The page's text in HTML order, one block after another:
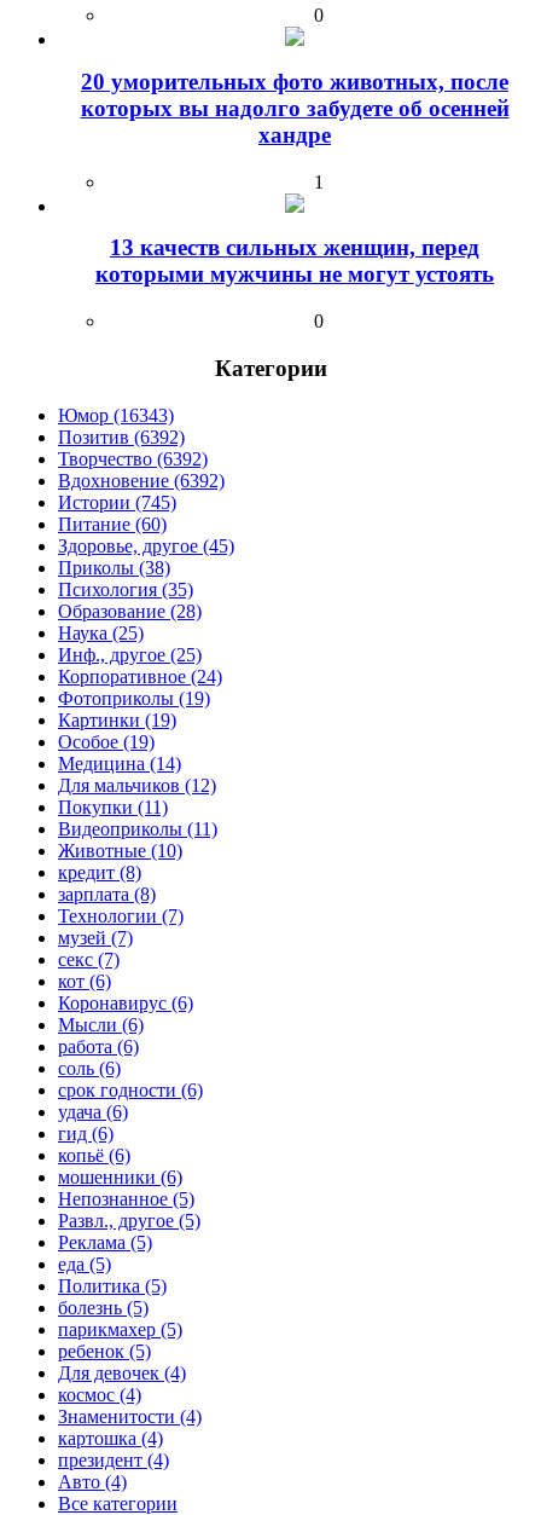
0
20 уморительных фото животных, после
которых вы надолго забудете об осенней
хандре
1
13 качеств сильных женщин, перед
которыми мужчины не могут устоять
0
Категории
Юмор (16343)
Позитив (6392)
Творчество (6392)
Вдохновение (6392)
Истории (745)
Питание (60)
Здоровье, другое (45)
Приколы (38)
Психология (35)
Образование (28)
Наука (25)
Инф., другое (25)
Корпоративное (24)
Фотоприколы (19)
Картинки (19)
Особое (19)
Медицина (14)
Для мальчиков (12)
Покупки (11)
Видеоприколы (11)
Животные (10)
кредит (8)
зарплата (8)
Технологии (7)
музей (7)
секс (7)
кот (6)
Коронавирус (6)
Мысли (6)
работа (6)
соль (6)
срок годности (6)
удача (6)
гид (6)
копьё (6)
мошенники (6)
Непознанное (5)
Развл., другое (5)
Реклама (5)
еда (5)
Политика (5)
болезнь (5)
парикмахер (5)
ребенок (5)
Для девочек (4)
космос (4)
Знаменитости (4)
картошка (4)
президент (4)
Авто (4)
Все категории